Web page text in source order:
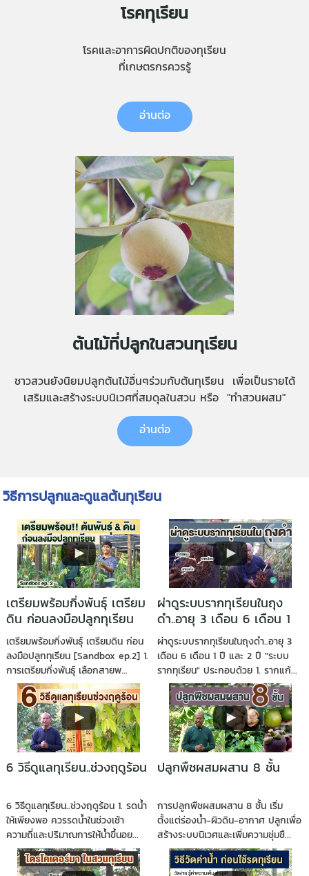
โรคทุเรียน
โรคและอาการผิดปกติของทุเรียน
ที่เกษตรกรควรรู้
อ่านต่อ
ต้นไม้ที่ปลูกในสวนทุเรียน
ชาวสวนยังนิยมปลูกต้นไม้อื่นๆร่วมกับต้นทุเรียน เพื่อเป็นรายได้
เสริมและสร้างระบบนิเวศที่สมดุลในสวน หรือ "ทำสวนผสม"
อ่านต่อ
วิธีการปลูกและดูแลต้นทุเรียน
เตรียมพร้อมกิ่งพันธุ์ เตรียม
ดิน ก่อนลงมือปลูกทุเรียน
[Sandbox ep.2]
เตรียมพร้อมกิ่งพันธุ์ เตรียมดิน ก่อน
ลงมือปลูกทุเรียน [Sandbox ep.2] 1.
การเตรียมกิ่งพันธุ์ เลือกสายพ...
ผ่าดูระบบรากทุเรียนในถุง
ดำ..อายุ 3 เดือน 6 เดือน 1
ปี และ 2 ปี
ผ่าดูระบบรากทุเรียนในถุงดำ..อายุ 3
เดือน 6 เดือน 1 ปี และ 2 ปี "ระบบ
รากทุเรียน" ประกอบด้วย 1. รากแก้...
6 วิธีดูแลทุเรียน..ช่วงฤดูร้อน
6 วิธีดูแลทุเรียน..ช่วงฤดูร้อน 1. รดน้ำ
ให้เพียงพอ ควรรดน้ำในช่วงเช้า
ความถี่และปริมาณการให้น้ำขึ้นอย...
ปลูกพืชผสมผสาน 8 ชั้น
การปลูกพืชผสมผสาน 8 ชั้น เริ่ม
ตั้งแต่ร่องน้ำ-ผิวดิน-อากาศ ปลูกเพื่อ
สร้างระบบนิเวศและเพิ่มความชุ่มชื...